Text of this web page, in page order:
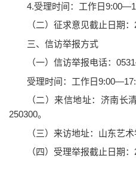
4.受理时间：工作日
（二）征求意见截止日期：
三、信访举报方式
（一）信访举报电话：
受理时间：工作日
（二）来信地址：济南长
250300。
（三）来访地址：山东艺
（四）受理举报截止日期：